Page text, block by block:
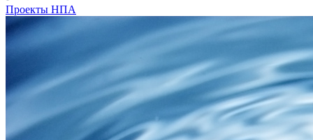
Проекты НПА